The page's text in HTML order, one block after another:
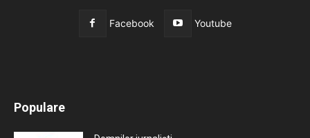
Facebook Youtube
Populare